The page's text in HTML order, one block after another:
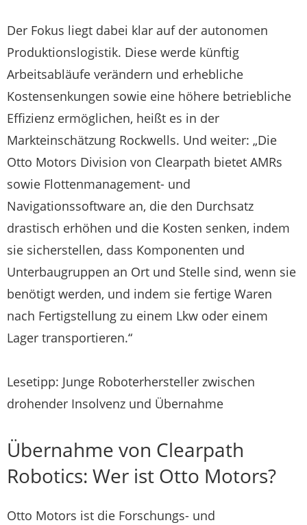
Der Fokus liegt dabei klar auf der autonomen
Produktionslogistik. Diese werde künftig
Arbeitsabläufe verändern und erhebliche
Kostensenkungen sowie eine höhere betriebliche
Effizienz ermöglichen, heißt es in der
Markteinschätzung Rockwells. Und weiter: „Die
Otto Motors Division von Clearpath bietet AMRs
sowie Flottenmanagement- und
Navigationssoftware an, die den Durchsatz
drastisch erhöhen und die Kosten senken, indem
sie sicherstellen, dass Komponenten und
Unterbaugruppen an Ort und Stelle sind, wenn sie
benötigt werden, und indem sie fertige Waren
nach Fertigstellung zu einem Lkw oder einem
Lager transportieren.“
Lesetipp: Junge Roboterhersteller zwischen
drohender Insolvenz und Übernahme
Übernahme von Clearpath
Robotics: Wer ist Otto Motors?
Otto Motors ist die Forschungs- und